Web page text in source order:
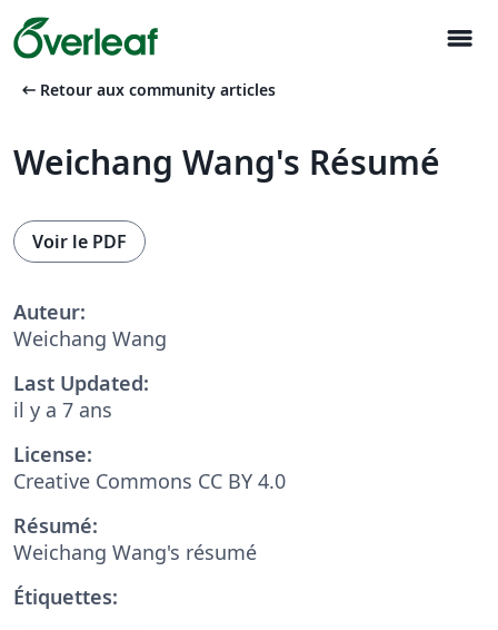
menu
arrow_left_alt Retour aux community articles
Weichang Wang's Résumé
Voir le PDF
Auteur:
Weichang Wang
Last Updated:
il y a 7 ans
License:
Creative Commons CC BY 4.0
Résumé:
Weichang Wang's résumé
Étiquettes: